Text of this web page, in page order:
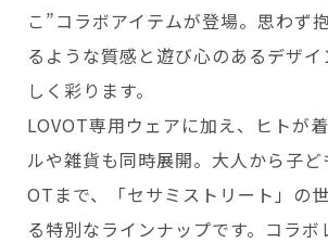
こ”コラボアイテムが登場。思わず
るような質感と遊び心のあるデザ
しく彩ります。
LOVOT専用ウェアに加え、ヒトが
ルや雑貨も同時展開。大人から子ど
OTまで、「セサミストリート」の
る特別なラインナップです。コラ